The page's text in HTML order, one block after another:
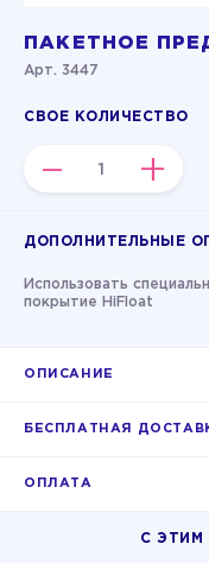
ПАКЕТНОЕ
Арт. 3447
СВОЕ КОЛИЧЕСТВО
– +
ДОПОЛНИТЕЛЬНЫЕ
Использовать
покрытие HiFloat
ОПИСАНИЕ
БЕСПЛАТНАЯ
ОПЛАТА
С ЭТИМ